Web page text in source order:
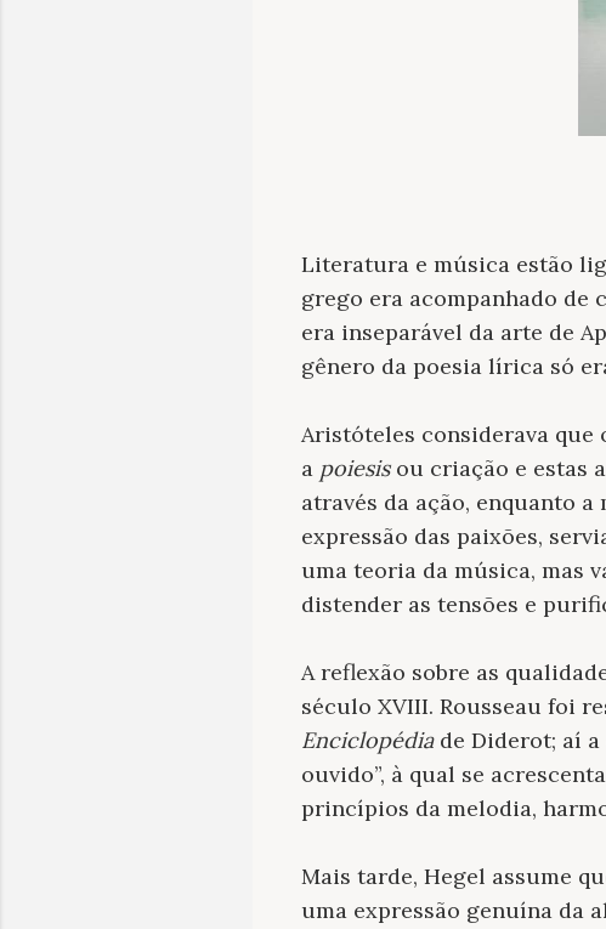
Literatura e música estão
grego era acompanhado de
era inseparável da arte de
gênero da poesia lírica só
Aristóteles considerava que
a poiesisou criação e estas
através da ação, enquanto
expressão das paixões,
uma teoria da música, mas
distender as tensões e
A reflexão sobre as
século XVIII. Rousseau foi
Enciclopédiade Diderot; aí a
ouvido”, à qual se
princípios da melodia,
Mais tarde, Hegel assume
uma expressão genuína da